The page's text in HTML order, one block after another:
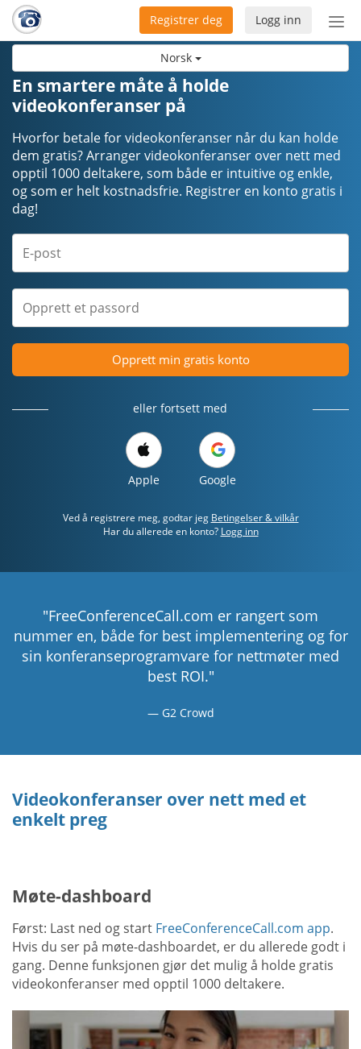
Norsk
Bytt
Logg inn
Registrer deg
En smartere måte å holde
videokonferanser på
Hvorfor betale for videokonferanser når du kan holde
dem gratis? Arranger videokonferanser over nett med
opptil 1000 deltakere, som både er intuitive og enkle,
og som er helt kostnadsfrie. Registrer en konto gratis i
dag!
Opprett min gratis konto
eller fortsett med
Apple Google
Ved å registrere meg, godtar jeg Betingelser & vilkår
Har du allerede en konto? Logg inn
"FreeConferenceCall.com er rangert som
nummer en, både for best implementering og for
sin konferanseprogramvare for nettmøter med
best ROI."
G2 Crowd
Videokonferanser over nett med et
enkelt preg
Møte-dashboard
Først: Last ned og start FreeConferenceCall.com app.
Hvis du ser på møte-dashboardet, er du allerede godt i
gang. Denne funksjonen gjør det mulig å holde gratis
videokonferanser med opptil 1000 deltakere.